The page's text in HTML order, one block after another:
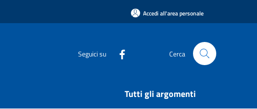
Accedi all'area personale
Seguici su Cerca
Tutti gli argomenti